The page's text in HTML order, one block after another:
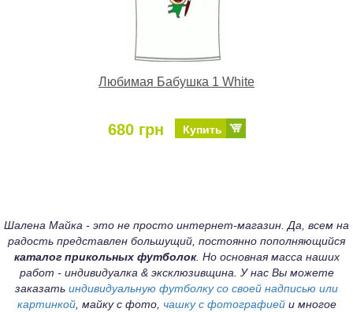
Любимая Бабушка 1 White
680 грн Купить
Шалена Майка - это не просто интернет-магазин. Да, всем на
радость представлен большущий, постоянно пополняющийся
каталог прикольных футболок. Но основная масса наших
работ - индивидуалка & эксклюзивщина. У нас Вы можете
заказать индивидуальную футболку со своей надписью или
картинкой, майку с фото, чашку с фотографиейи многое